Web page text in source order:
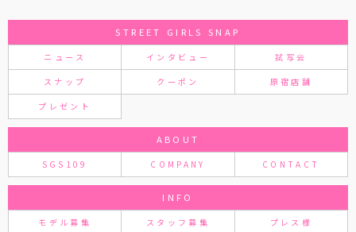
STREET GIRLS SNAP
ニュース インタビュー 試写会
スナップ クーポン 原宿店舗
プレゼント
ABOUT
SGS109 COMPANY CONTACT
INFO
モデル募集 スタッフ募集 プレス様